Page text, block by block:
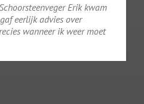
Erik kwam
eerlijk advies over
wanneer ik weer moet